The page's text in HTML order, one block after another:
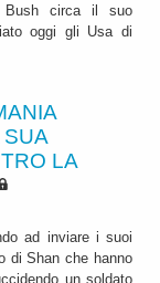
Bush circa il suo
oggi gli Usa di
SUA
LA
ad inviare i suoi
di Shan che hanno
un soldato